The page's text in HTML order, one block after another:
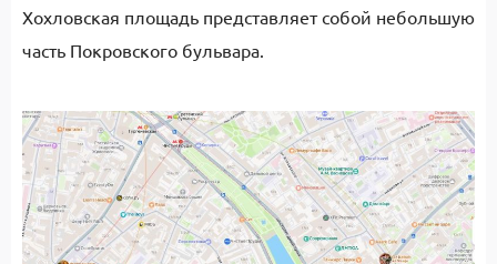
Хохловская площадь представляет собой небольшую
часть Покровского бульвара.